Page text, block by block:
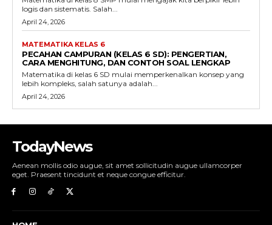
logis dan sistematis. Salah...
April 24, 2026
MATEMATIKA KELAS 6
PECAHAN CAMPURAN (KELAS 6 SD): PENGERTIAN,
CARA MENGHITUNG, DAN CONTOH SOAL LENGKAP
Matematika di kelas 6 SD mulai memperkenalkan konsep yang
lebih kompleks, salah satunya adalah...
April 24, 2026
TodayNews
Aenean mollis odio augue, sit amet sollicitudin augue ullamcorper
eget. Praesent tincidunt et neque congue efficitur.